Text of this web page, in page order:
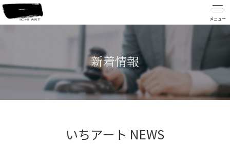
新着情報
いちアート NEWS